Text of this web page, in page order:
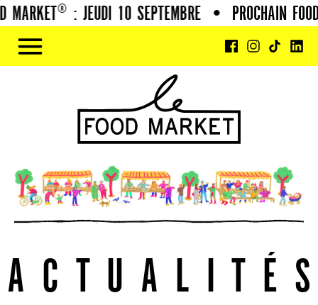
: JEUDI 10 SEPTEMBRE • PROCHAIN FOOD
A C T U A L I T É S